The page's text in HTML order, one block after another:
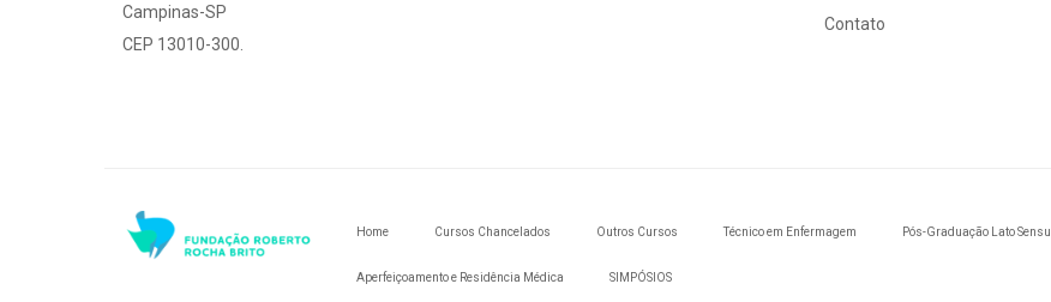
Campinas-SP
CEP 13010-300.
Contato
Home Cursos Chancelados Outros Cursos Técnico em Enfermagem Pós-Graduação Lato Sensu
Aperfeiçoamento e Residência Médica SIMPÓSIOS